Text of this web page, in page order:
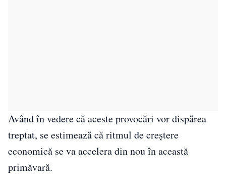
Având în vedere că aceste provocări vor dispărea
treptat, se estimează că ritmul de creştere
economică se va accelera din nou în această
primăvară.